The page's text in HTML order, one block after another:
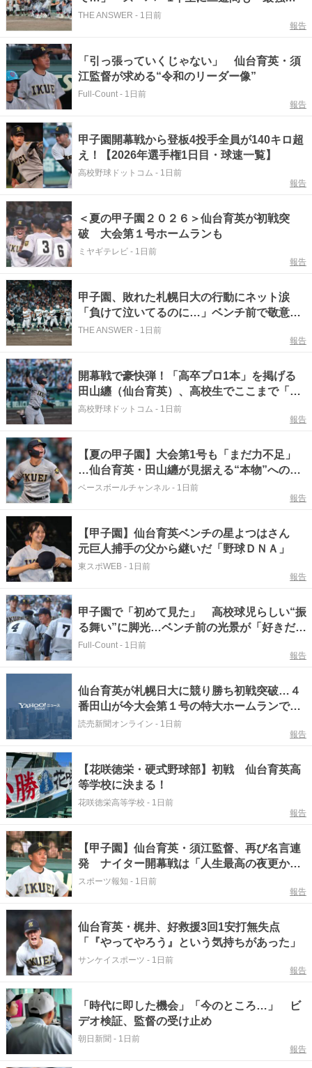
代になる」
THE ANSWER - 1日前
報告
「引っ張っていくじゃない」 仙台育英・須
江監督が求める“令和のリーダー像”
Full-Count - 1日前
報告
甲子園開幕戦から登板4投手全員が140キロ超
え！【2026年選手権1日目・球速一覧】
高校野球ドットコム - 1日前
報告
＜夏の甲子園２０２６＞仙台育英が初戦突
破 大会第１号ホームランも
ミヤギテレビ - 1日前
報告
甲子園、敗れた札幌日大の行動にネット涙
「負けて泣いてるのに…」ベンチ前で敬意
「素敵すぎる」
THE ANSWER - 1日前
報告
開幕戦で豪快弾！「高卒プロ1本」を掲げる
田山纏（仙台育英）、高校生でここまで「強
烈に引っ張る」打者はいない！＜高校野球ド
高校野球ドットコム - 1日前
報告
【夏の甲子園】大会第1号も「まだ力不足」
…仙台育英・田山纏が見据える“本物”への条
件 下級生を引っ張る4番の覚悟
ベースボールチャンネル - 1日前
報告
【甲子園】仙台育英ベンチの星よつはさん
元巨人捕手の父から継いだ「野球ＤＮＡ」
東スポWEB - 1日前
報告
甲子園で「初めて見た」 高校球児らしい“振
る舞い”に脚光…ベンチ前の光景が「好きだな
ぁ」
Full-Count - 1日前
報告
仙台育英が札幌日大に競り勝ち初戦突破…４
番田山が今大会第１号の特大ホームランで貴
重な追加点「とても気持ちいい」
読売新聞オンライン - 1日前
報告
【花咲徳栄・硬式野球部】初戦 仙台育英高
等学校に決まる！
花咲徳栄高等学校 - 1日前
報告
【甲子園】仙台育英・須江監督、再び名言連
発 ナイター開幕戦は「人生最高の夜更か
し」ビデオ判定初導入も審判に敬意「やたら
めったら、するつもりはない」…過去の名文
スポーツ報知 - 1日前
報告
仙台育英・梶井、好救援3回1安打無失点
「『やってやろう』という気持ちがあった」
サンケイスポーツ - 1日前
報告
「時代に即した機会」「今のところ…」 ビ
デオ検証、監督の受け止め
朝日新聞 - 1日前
報告